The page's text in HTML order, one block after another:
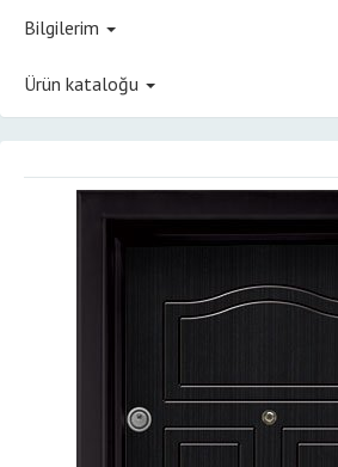
Bilgilerim
Ürün kataloğu